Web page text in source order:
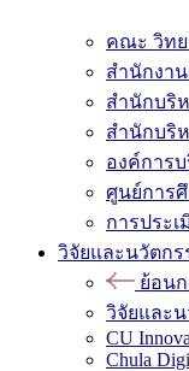
คณะ วิท
สำนักงา
สำนักบริ
สำนักบริ
องค์การ
ศูนย์การ
การประ
วิจัยและนวัตกร
ย้อน
วิจัยและ
CU
Chula